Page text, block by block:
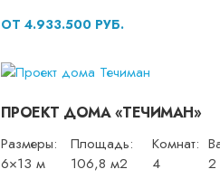
ОТ 4.933.500 РУБ.
ПРОЕКТ ДОМА «ТЕЧИМАН»
Размеры:
6×13 м
Площадь:
106,8 м2
Комнат:
4
2